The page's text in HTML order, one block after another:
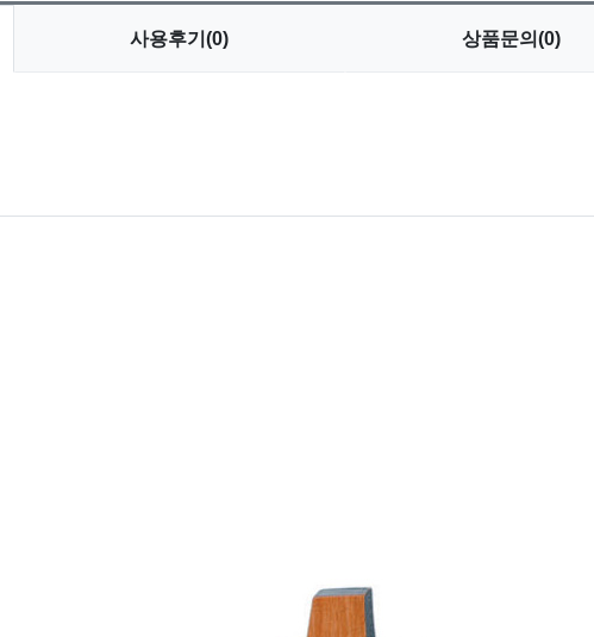
사용후기(0) 상품문의(0)